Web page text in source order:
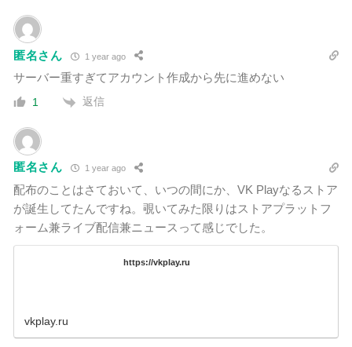
匿名さん 1 year ago
サーバー重すぎてアカウント作成から先に進めない
1 返信
匿名さん 1 year ago
配布のことはさておいて、いつの間にか、VK Playなるストア
が誕生してたんですね。覗いてみた限りはストアプラットフ
ォーム兼ライブ配信兼ニュースって感じでした。
https://vkplay.ru
vkplay.ru